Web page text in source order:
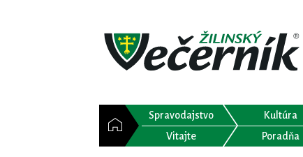
Spravodajstvo Kultúra
Vitajte
Poradňa